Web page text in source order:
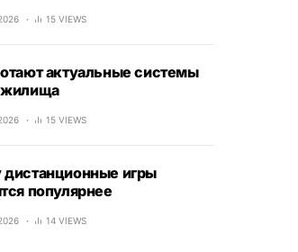
15 VIEWS
актуальные системы
жилища
15 VIEWS
игры
популярнее
14 VIEWS